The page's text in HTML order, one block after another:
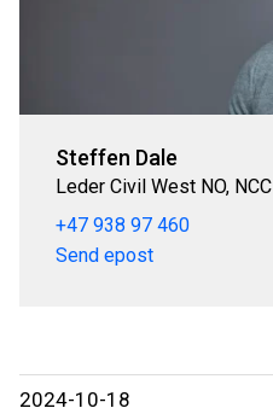
Steffen Dale
Leder Civil West NO, NCC
+47 938 97 460
Send epost
2024-10-18